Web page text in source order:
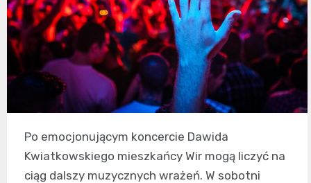
Po emocjonującym koncercie Dawida
Kwiatkowskiego mieszkańcy Wir mogą liczyć na
ciąg dalszy muzycznych wrażeń. W sobotni